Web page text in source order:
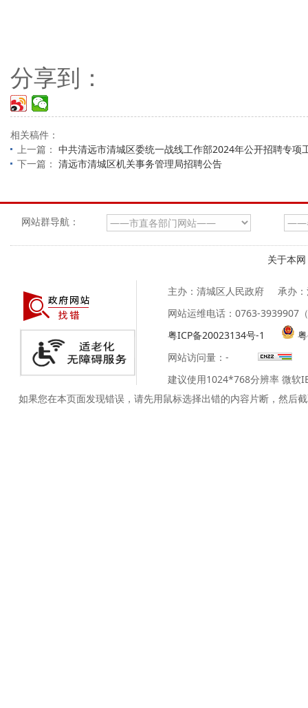
分享到：
相关稿件：
上一篇： 中共清远市清城区委统一战线工作部2024年公开招聘专项
下一篇： 清远市清城区机关事务管理局招聘公告
网站群导航：
关于本网
主办：清城区人民政府
承办
网站运维电话：0763-3939907
粤ICP备20023134号-1
网站访问量： -
建议使用1024*768分辨率 微软
如果您在本页面发现错误，请先用鼠标选择出错的内容片断，然后